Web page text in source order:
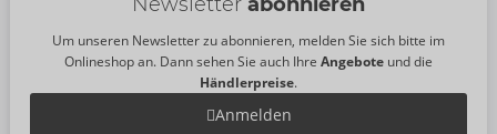
Um unseren Newsletter zu abonnieren, melden Sie sich bitte im
Onlineshop an. Dann sehen Sie auch Ihre Angebote und die
Händlerpreise.
Anmelden